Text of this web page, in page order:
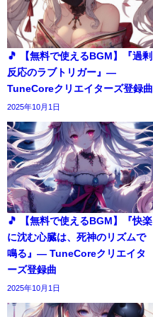
🎵 【無料で使えるBGM】『過剰
反応のラブトリガー』―
TuneCoreクリエイターズ登録曲
2025年10月1日
🎵 【無料で使えるBGM】『快楽
に沈む心臓は、死神のリズムで
鳴る』― TuneCoreクリエイタ
ーズ登録曲
2025年10月1日